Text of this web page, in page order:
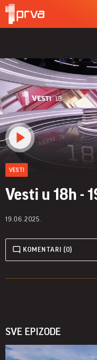
VESTI
Vesti u 18h -
19.06.2025.
KOMENTARI (0)
SVE EPIZODE